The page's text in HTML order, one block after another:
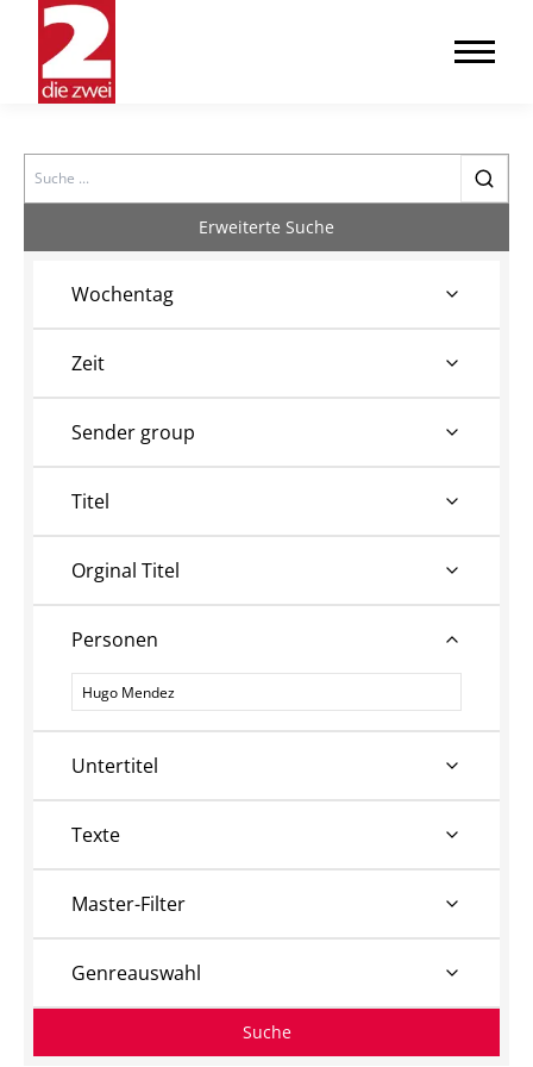
Search
Erweiterte Suche
Wochentag
Zeit
Sender group
Titel
Orginal Titel
Personen
Personen
Untertitel
Texte
Master-Filter
Genreauswahl
Suche